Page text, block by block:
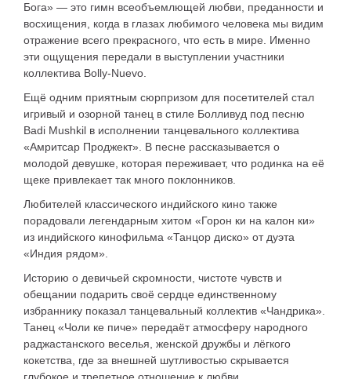
Бога» — это гимн всеобъемлющей любви, преданности и
восхищения, когда в глазах любимого человека мы видим
отражение всего прекрасного, что есть в мире. Именно
эти ощущения передали в выступлении участники
коллектива Bolly-Nuevo.
Ещё одним приятным сюрпризом для посетителей стал
игривый и озорной танец в стиле Болливуд под песню
Badi Mushkil в исполнении танцевального коллектива
«Амритсар Проджект». В песне рассказывается о
молодой девушке, которая переживает, что родинка на её
щеке привлекает так много поклонников.
Любителей классического индийского кино также
порадовали легендарным хитом «Горон ки на калон ки»
из индийского кинофильма «Танцор диско» от дуэта
«Индия рядом».
Историю о девичьей скромности, чистоте чувств и
обещании подарить своё сердце единственному
избраннику показал танцевальный коллектив «Чандрика».
Танец «Чоли ке пиче» передаёт атмосферу народного
раджастанского веселья, женской дружбы и лёгкого
кокетства, где за внешней шутливостью скрывается